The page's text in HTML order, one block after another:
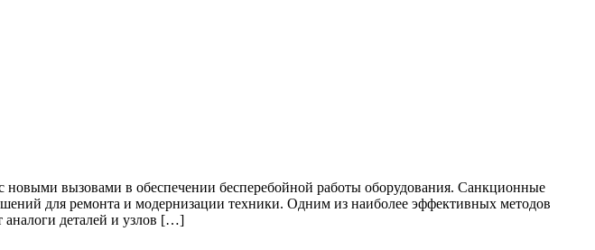
вызовами в обеспечении бесперебойной работы оборудования. Санкционные
для ремонта и модернизации техники. Одним из наиболее эффективных методов
деталей и узлов […]